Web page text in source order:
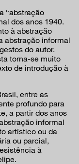
“abstração
dos anos 1940.
à abstração
abstração informal
do autor.
torna-se muito
de introdução à
entre as
profundo para
a partir dos anos
informal
artístico ou da
ou parcial,
à